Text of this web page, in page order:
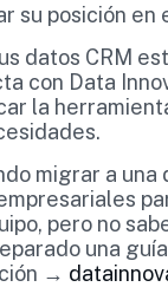
su posición en
datos CRM
con Data
la
migrar a una
pero no
una
→